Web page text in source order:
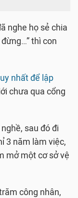
nghe họ sẻ chia
thì con
nhất để lập
chưa qua cổng
sau đó đi
3 năm làm việc,
mở một cơ sở vệ
công nhân,